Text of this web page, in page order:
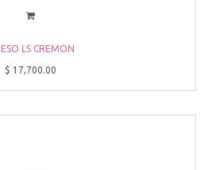
LS CREMON
$ 17,700.00